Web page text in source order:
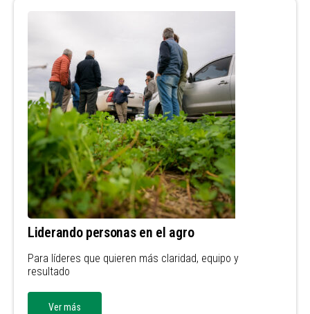
Liderando personas en el agro
Para líderes que quieren más claridad, equipo y
resultado
Ver más